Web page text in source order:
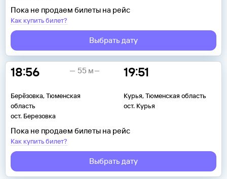
Пока не продаем билеты на рейс
Как купить билет?
Выбрать дату
18:56
Берёзовка, Тюменская
область
ост. Березовка
19:51
Курья, Тюменская область
ост. Курья
55 м
Пока не продаем билеты на рейс
Как купить билет?
Выбрать дату